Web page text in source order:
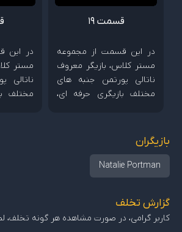
قسمت 19
در این قسمت از مجموعه
مستر کلاس، بازیگر معروف
ناتالی پورتمن جنبه های
مختلف بازیگری حرفه ای،
ها را آموزش می دهد.
در این
مستر
ناتالی
مختلف
بازیگران
Natalie Portman
گزارش تخلف
کاربر گرامی، در صورت مشاهده هر گونه تخلف،